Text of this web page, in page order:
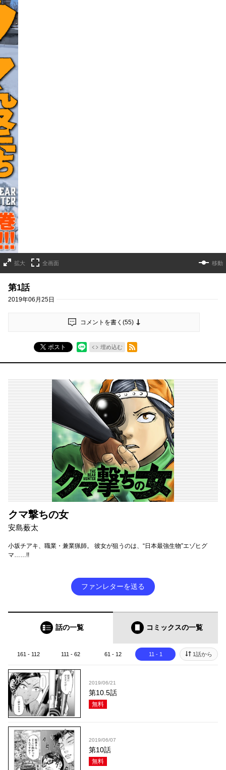
拡大 全画面 移動
第1話
2019年06月25日
コメントを書く(55)
ポスト 埋め込む
RSSフィード
クマ撃ちの女
安島薮太
小坂チアキ、職業・兼業猟師。 彼女が狙うのは、“日本最強生物”エゾヒグ
マ……!!
ファンレターを送る
話の一覧 コミックスの一覧
161 - 112 111 - 62 61 - 12 11 - 1 1話から
2019/06/21
第10.5話
無料
2019/06/07
第10話
無料